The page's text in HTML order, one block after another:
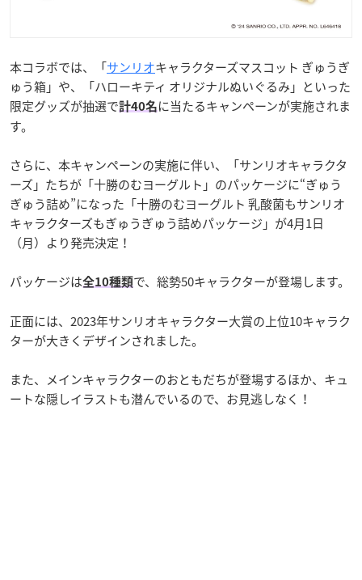
本コラボでは、「サンリオキャラクターズマスコット ぎゅうぎ
ゅう箱」や、「ハローキティ オリジナルぬいぐるみ」といった
限定グッズが抽選で計40名 に当たるキャンペーンが実施されま
す。
さらに、本キャンペーンの実施に伴い、「サンリオキャラクタ
ーズ」たちが「十勝のむヨーグルト」のパッケージに“ぎゅう
ぎゅう詰め”になった「十勝のむヨーグルト 乳酸菌もサンリオ
キャラクターズもぎゅうぎゅう詰めパッケージ」が4月1日
（月）より発売決定！
パッケージは全10種類で、総勢50キャラクターが登場します。
正面には、2023年サンリオキャラクター大賞の上位10キャラク
ターが大きくデザインされました。
また、メインキャラクターのおともだちが登場するほか、キュ
ートな隠しイラストも潜んでいるので、お見逃しなく！